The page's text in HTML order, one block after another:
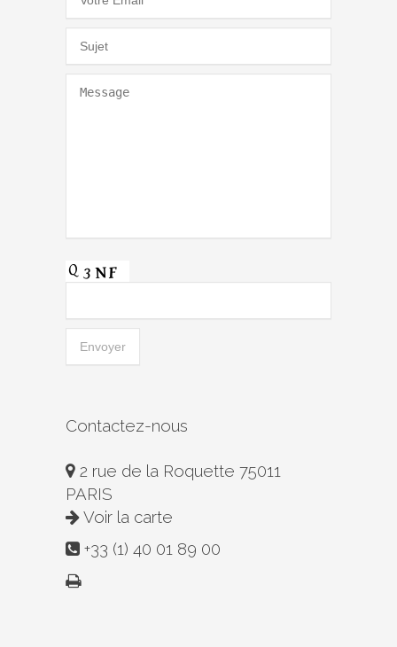
Contactez-nous
2 rue de la Roquette 75011
PARIS
Voir la carte
+33 (1) 40 01 89 00